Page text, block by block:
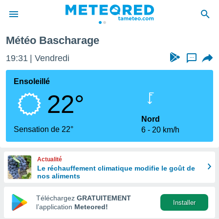
de
en
Météo Bascharage
19:31 Vendredi ...
Ensoleillé
22°
Sensation de 22°
Nord
6
20 km/h
Actualité
Le réchauffement climatique modifie le goût de
nos aliments
Téléchargez GRATUITEMENT
l’application Meteored!
Installer